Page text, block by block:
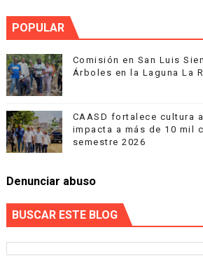
POPULAR
Comisión en San Luis
Árboles en la Laguna La
CAASD fortalece cultura
impacta a más de 10 mil
semestre 2026
Denunciar abuso
BUSCAR ESTE BLOG